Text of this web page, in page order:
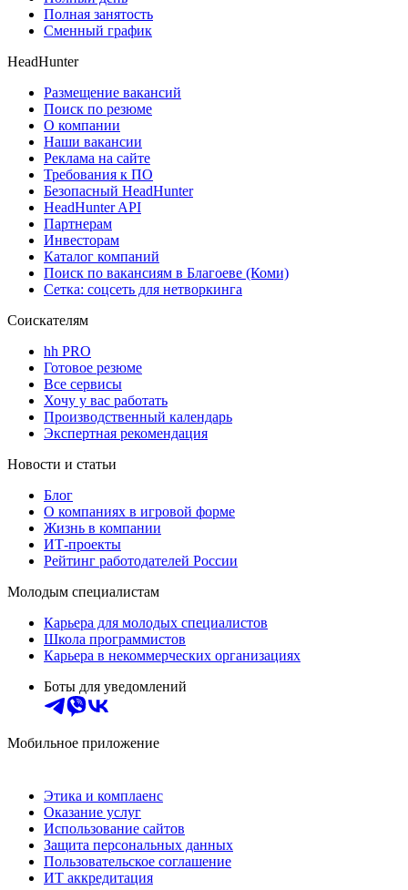
Полная занятость
Сменный график
HeadHunter
Размещение вакансий
Поиск по резюме
О компании
Наши вакансии
Реклама на сайте
Требования к ПО
Безопасный HeadHunter
HeadHunter API
Партнерам
Инвесторам
Каталог компаний
Поиск по вакансиям в Благоеве (Коми)
Сетка: соцсеть для нетворкинга
Соискателям
hh PRO
Готовое резюме
Все сервисы
Хочу у вас работать
Производственный календарь
Экспертная рекомендация
Новости и статьи
Блог
О компаниях в игровой форме
Жизнь в компании
ИТ-проекты
Рейтинг работодателей России
Молодым специалистам
Карьера для молодых специалистов
Школа программистов
Карьера в некоммерческих организациях
Боты для уведомлений
Мобильное приложение
Этика и комплаенс
Оказание услуг
Использование сайтов
Защита персональных данных
Пользовательское соглашение
ИТ аккредитация